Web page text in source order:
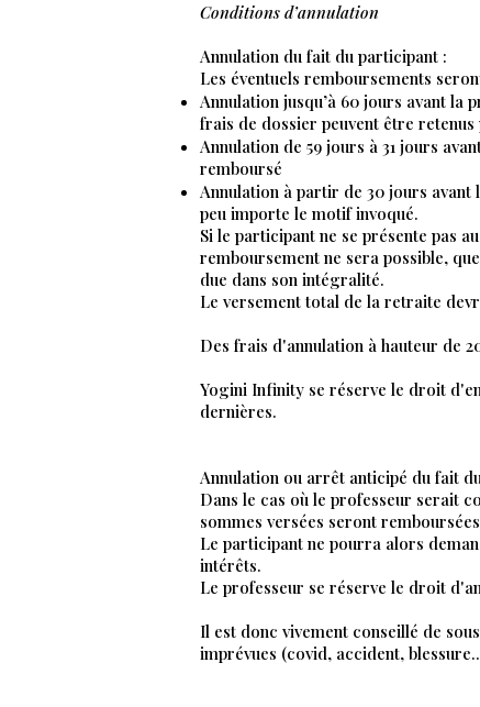
Conditions d’annulation
Annulation du fait du participant :
Les éventuels remboursements
Annulation jusqu’à 60 jours avant la
frais de dossier peuvent être
Annulation de 59 jours à 31 jours
remboursé
Annulation à partir de 30 jours avant
peu importe le motif invoqué.
Si le participant ne se présente pas
remboursement ne sera possible,
due dans son intégralité.
Le versement total de la retraite
Des frais d'annulation à hauteur de
Yogini Infinity se réserve le droit
dernières.
Annulation ou arrêt anticipé du fait
Dans le cas où le professeur serait
sommes versées seront
Le participant ne pourra alors
intérêts.
Le professeur se réserve le droit
Il est donc vivement conseillé de
imprévues (covid, accident,